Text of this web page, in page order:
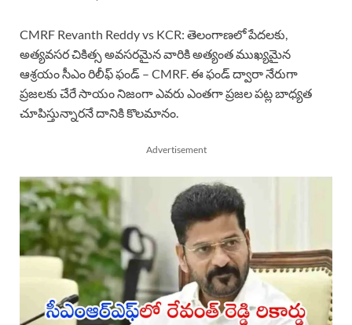
CMRF Revanth Reddy vs KCR: తెలంగాణలో పేదలకు,
అత్యవసర చికిత్స అవసరమైన వారికి అత్యంత ముఖ్యమైన
ఆశ్రయం సీఎం రిలీఫ్ ఫండ్ – CMRF. ఈ ఫండ్‌ ద్వారా నేరుగా
ప్రజలకు చేరే సాయం నిజంగా ఎవరు ఎంతగా ప్రజల పట్ల బాధ్యత
చూపిస్తున్నారనే దానికి కొలమానం.
Advertisement